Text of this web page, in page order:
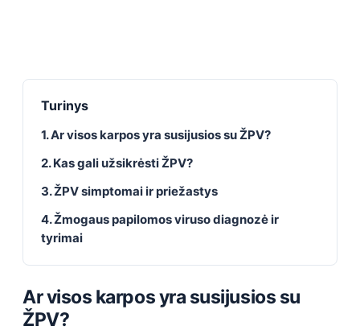
Turinys
1. Ar visos karpos yra susijusios su ŽPV?
2. Kas gali užsikrėsti ŽPV?
3. ŽPV simptomai ir priežastys
4. Žmogaus papilomos viruso diagnozė ir
tyrimai
Ar visos karpos yra susijusios su
ŽPV?